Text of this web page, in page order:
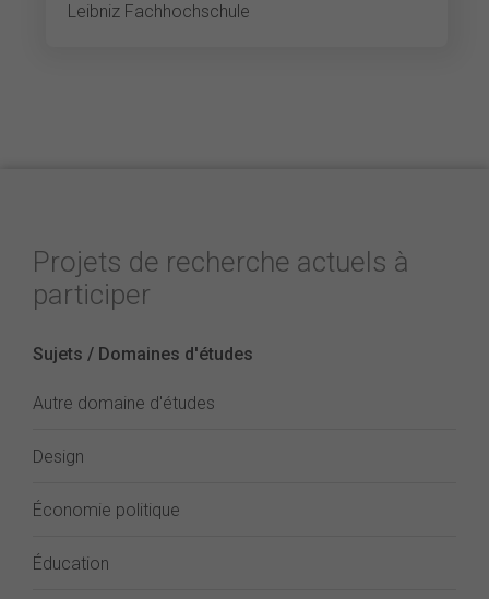
Leibniz Fachhochschule
Projets de recherche actuels à
participer
Sujets / Domaines d'études
Autre domaine d'études
Design
Économie politique
Éducation